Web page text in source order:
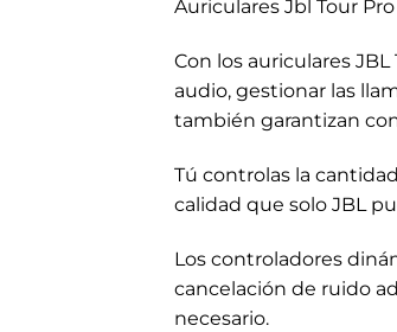
Auriculares Jbl Tour Pro
Con los auriculares
audio, gestionar las
también garantizan
Tú controlas la
calidad que solo JBL
Los controladores
cancelación de ruido
necesario.